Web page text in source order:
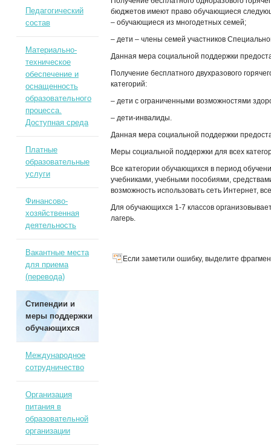
бюджетов имеют право обучающиеся
– обучающиеся из многодетных семей;
– дети – члены семей участников
Данная мера социальной поддержки
Получение бесплатного двухразового
категорий:
– дети с ограниченными возможностями
– дети-инвалиды.
Данная мера социальной поддержки
Меры социальной поддержки для всех
Все категории обучающихся в период
учебниками, учебными пособиями,
возможность использовать сеть Интернет,
Для обучающихся 1-7 классов
лагерь.
Если заметили ошибку, выделите
Педагогический
состав
Материально-
техническое
обеспечение и
оснащенность
образовательного
процесса.
Доступная среда
Платные
образовательные
услуги
Финансово-
хозяйственная
деятельность
Вакантные места
для приема
(перевода)
Стипендии и
меры поддержки
обучающихся
Международное
сотрудничество
Организация
питания в
образовательной
организации